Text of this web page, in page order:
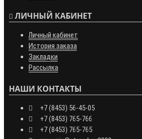
ЛИЧНЫЙ КАБИНЕТ
Личный кабинет
История заказа
Закладки
Рассылка
НАШИ КОНТАКТЫ
+7 (8453) 56-45-05
+7 (8453) 765-766
+7 (8453) 765-765